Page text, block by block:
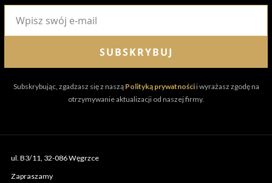
Badania genetyczne w onkologii – Cancer
Screen
Fizjoterapia ortognatyczna (szczękowo-
twarzowa)
Fizjoterapia uroginekologiczna
SUBSKRYBUJ
Subskrybując, zgadzasz się z naszą Polityką prywatnościi wyrażasz zgodę na
otrzymywanie aktualizacji od naszej firmy.
ul. B3/11, 32-086 Węgrzce
Zapraszamy